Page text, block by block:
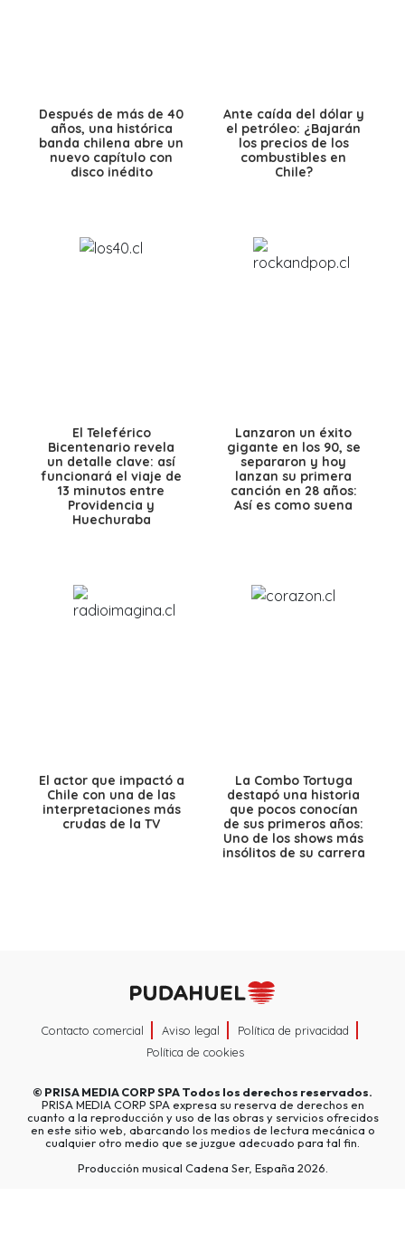
Después de más de 40
años, una histórica
banda chilena abre un
nuevo capítulo con
disco inédito
Ante caída del dólar y
el petróleo: ¿Bajarán
los precios de los
combustibles en
Chile?
El Teleférico
Bicentenario revela
un detalle clave: así
funcionará el viaje de
13 minutos entre
Providencia y
Huechuraba
Lanzaron un éxito
gigante en los 90, se
separaron y hoy
lanzan su primera
canción en 28 años:
Así es como suena
El actor que impactó a
Chile con una de las
interpretaciones más
crudas de la TV
La Combo Tortuga
destapó una historia
que pocos conocían
de sus primeros años:
Uno de los shows más
insólitos de su carrera
Contacto comercial Aviso legal
Política de privacidad
Política de cookies
© PRISA MEDIA CORP SPATodos los derechos reservados.
PRISA MEDIA CORP SPA expresa su reserva de derechos en
cuanto a la reproducción y uso de las obras y servicios ofrecidos
en este sitio web, abarcando los medios de lectura mecánica o
cualquier otro medio que se juzgue adecuado para tal fin.
Producción musical Cadena Ser, España 2026.